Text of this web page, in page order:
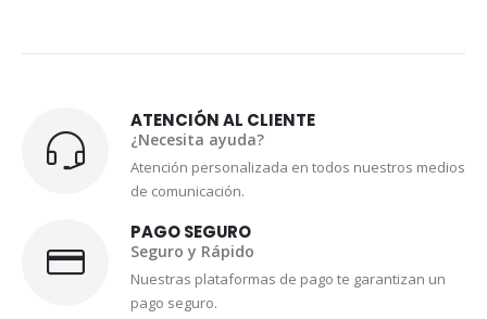
ATENCIÓN AL CLIENTE
¿Necesita ayuda?
Atención personalizada en todos nuestros medios
de comunicación.
PAGO SEGURO
Seguro y Rápido
Nuestras plataformas de pago te garantizan un
pago seguro.